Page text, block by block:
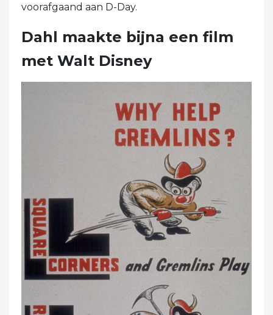
voorafgaand aan D-Day.
Dahl maakte bijna een film
met Walt Disney